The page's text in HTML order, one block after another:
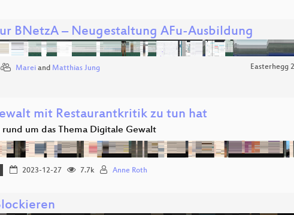
BNetzA – Neugestaltung AFu-Ausbildung
Marei and Matthias Jung Easterhegg
mit Restaurantkritik zu tun hat
um das Thema Digitale Gewalt
2023-12-27 7.7k Anne Roth